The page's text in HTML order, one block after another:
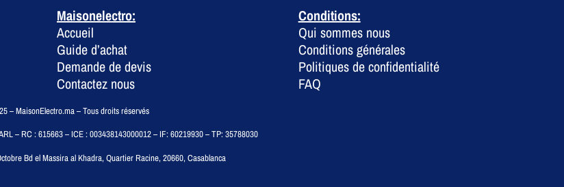
Maisonelectro:
Accueil
Guide d’achat
Demande de devis
Contactez nous
Conditions:
Qui sommes nous
Conditions générales
Politiques de confidentialité
FAQ
– MaisonElectro.ma – Tous droits réservés
– RC : 615663 – ICE : 003438143000012 – IF: 60219930 – TP: 35788030
Bd el Massira al Khadra, Quartier Racine, 20660, Casablanca